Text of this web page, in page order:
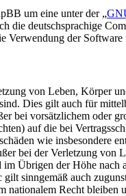
um eine unter der „
die deutschsprachige
Verwendung der
von Leben, Körper
Dies gilt auch für
bei vorsätzlichem oder
auf die bei
wie insbesondere
bei der Verletzung von
Übrigen der Höhe
sinngemäß auch
nationalem Recht bleiben